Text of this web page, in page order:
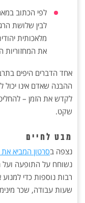
לפי הכתוב
לבין שלושת
מלאכותית
את
אחד הדברים היפים
ההבנה שאדם אינו יכול
לקדש את הזמן – להחליט
שקט.
מבט לחיים
נצפה בסרטון המביא
נשוחח על התופעה ועל
רבות נוספות כדי
שעות עבודה, שכר